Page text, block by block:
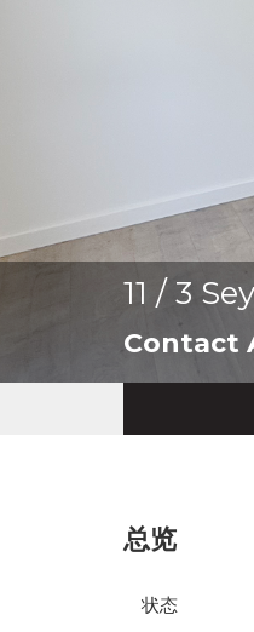
11 / 3
Contact
总览
状态